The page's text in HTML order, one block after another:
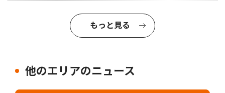
もっと見る
他のエリアのニュース